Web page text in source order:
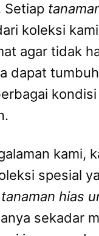
Setiap
koleksi
agar tidak
dapat
kondisi
kami,
spesial
tanaman hias
sekadar